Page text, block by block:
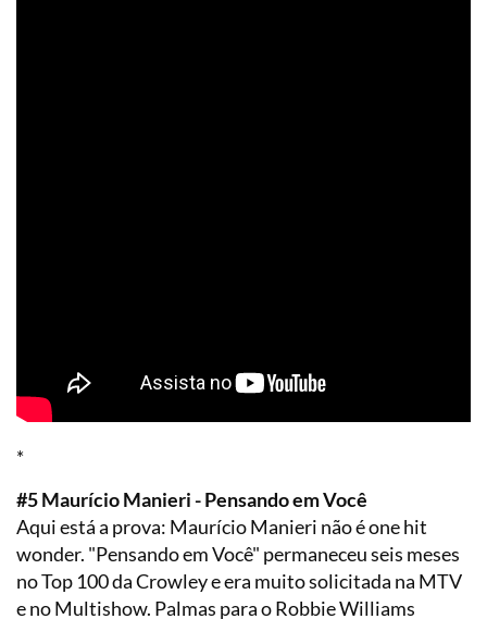
*
#5 Maurício Manieri - Pensando em Você
Aqui está a prova: Maurício Manieri não é one hit
wonder. "Pensando em Você" permaneceu seis meses
no Top 100 da Crowley e era muito solicitada na MTV
e no Multishow. Palmas para o Robbie Williams